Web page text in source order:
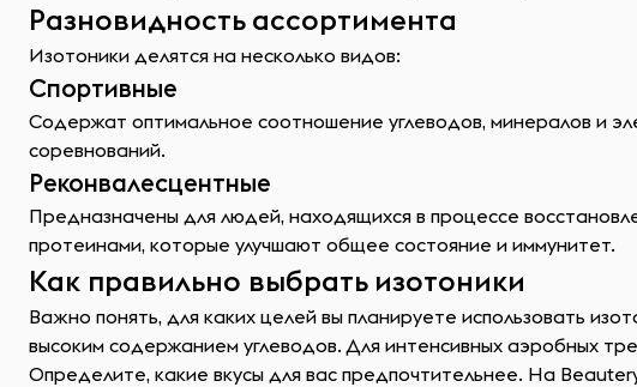
Разновидность ассортимента
Изотоники делятся на несколько видов:
Спортивные
Содержат оптимальное соотношение углеводов, минералов и
соревнований.
Реконвалесцентные
Предназначены для людей, находящихся в процессе
протеинами, которые улучшают общее состояние и иммунитет.
Как правильно выбрать изотоники
Важно понять, для каких целей вы планируете использовать
высоким содержанием углеводов. Для интенсивных аэробных
Определите, какие вкусы для вас предпочтительнее. На